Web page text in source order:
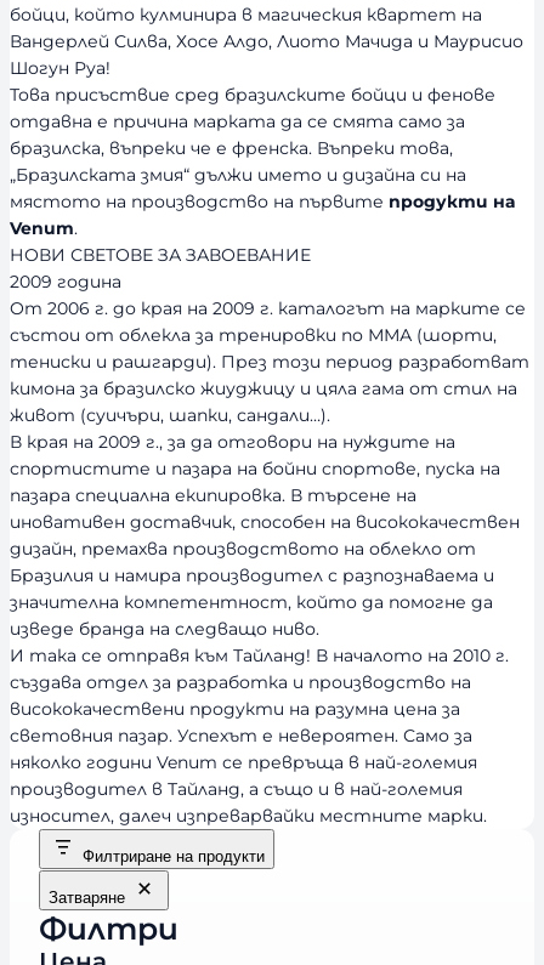
бойци, който кулминира в магическия квартет на
Вандерлей Силва, Хосе Алдо, Лиото Мачида и Маурисио
Шогун Руа!
Това присъствие сред бразилските бойци и фенове
отдавна е причина марката да се смята само за
бразилска, въпреки че е френска. Въпреки това,
„Бразилската змия“ дължи името и дизайна си на
мястото на производство на първите продукти на
Venum.
НОВИ СВЕТОВЕ ЗА ЗАВОЕВАНИЕ
2009 година
От 2006 г. до края на 2009 г. каталогът на марките се
състои от облекла за тренировки по ММА (шорти,
тениски и рашгарди). През този период разработват
кимона за бразилско жиуджицу и цяла гама от стил на
живот (суичъри, шапки, сандали…).
В края на 2009 г., за да отговори на нуждите на
спортистите и пазара на бойни спортове, пуска на
пазара специална екипировка. В търсене на
иновативен доставчик, способен на висококачествен
дизайн, премахва производството на облекло от
Бразилия и намира производител с разпознаваема и
значителна компетентност, който да помогне да
изведе бранда на следващо ниво.
И така се отправя към Тайланд! В началото на 2010 г.
създава отдел за разработка и производство на
висококачествени продукти на разумна цена за
световния пазар. Успехът е невероятен. Само за
няколко години Venum се превръща в най-големия
производител в Тайланд, а също и в най-големия
износител, далеч изпреварвайки местните марки.
Филтриране на продукти
Затваряне
Филтри